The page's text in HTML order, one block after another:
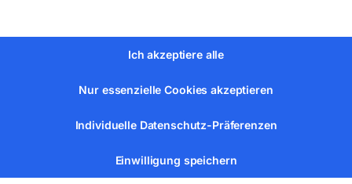
Ich akzeptiere alle
Nur essenzielle Cookies akzeptieren
Individuelle Datenschutz-Präferenzen
Einwilligung speichern